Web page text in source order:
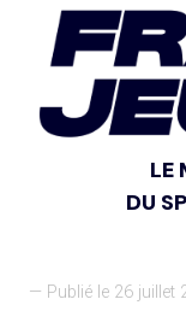
LE
DU
— Publié le 26 juillet